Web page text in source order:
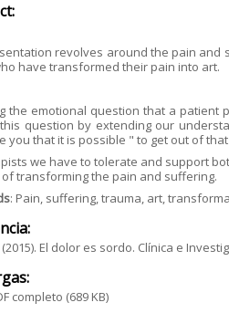
revolves around the pain and
have transformed their pain into art.
the emotional question that a patient
question by extending our
you that it is possible " to get out of
we have to tolerate and support
transforming the pain and suffering.
: Pain, suffering, trauma, art,
(2015). El dolor es sordo. Clínica e
completo (689 KB)